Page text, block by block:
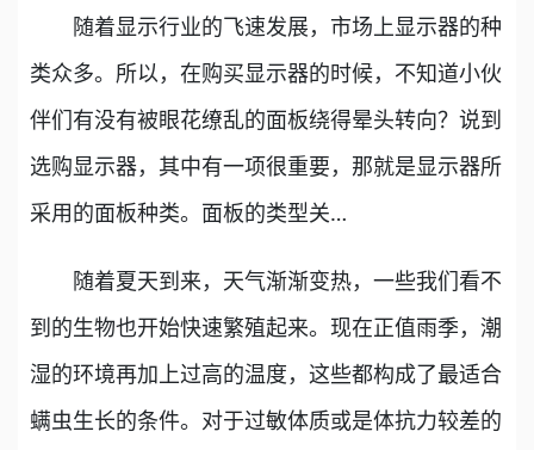
随着显示行业的飞速发展，市场上显示器的种
类众多。所以，在购买显示器的时候，不知道小伙
伴们有没有被眼花缭乱的面板绕得晕头转向？说到
选购显示器，其中有一项很重要，那就是显示器所
采用的面板种类。面板的类型关…
随着夏天到来，天气渐渐变热，一些我们看不
到的生物也开始快速繁殖起来。现在正值雨季，潮
湿的环境再加上过高的温度，这些都构成了最适合
螨虫生长的条件。对于过敏体质或是体抗力较差的